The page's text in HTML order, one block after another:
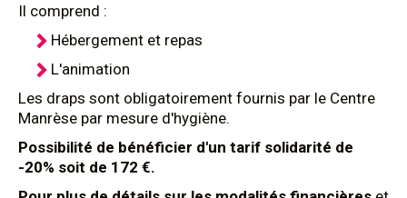
Il comprend :
Hébergement et repas
L'animation
Les draps sont obligatoirement fournis par le Centre
Manrèse par mesure d'hygiène.
Possibilité de bénéficier d'un tarif solidarité de
-20% soit de 172 €.